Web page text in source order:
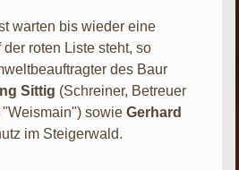
warten bis wieder eine
roten Liste steht, so
des Baur
Sittig (Schreiner, Betreuer
"Weismain") sowieGerhard
im Steigerwald.